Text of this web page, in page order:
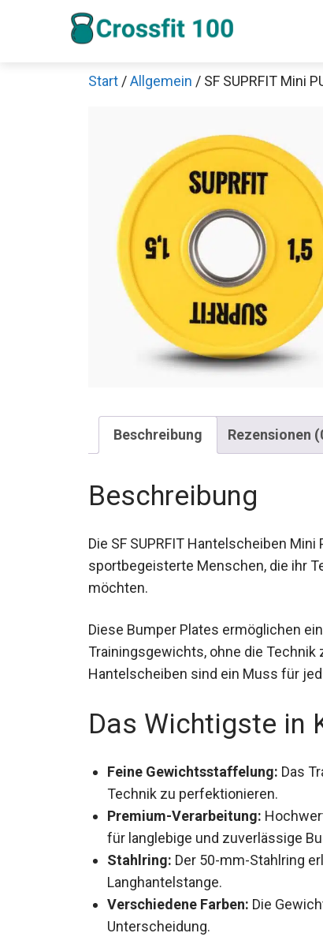
Start /Allgemein / SF SUPRFIT Mini
Beschreibung Rezensionen
Beschreibung
Die SF SUPRFIT Hantelscheiben
sportbegeisterte Menschen, die ihr
möchten.
Diese Bumper Plates ermöglichen
Trainingsgewichts, ohne die Technik
Hantelscheiben sind ein Muss für
Das Wichtigste in
Feine Gewichtsstaffelung: Das
Technik zu perfektionieren.
Premium-Verarbeitung:
für langlebige und zuverlässige
Stahlring: Der 50-mm-Stahlring
Langhantelstange.
Verschiedene Farben: Die
Unterscheidung.